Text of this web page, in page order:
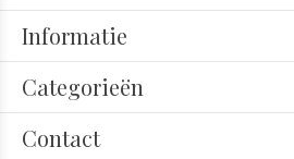
Informatie
Categorieën
Contact